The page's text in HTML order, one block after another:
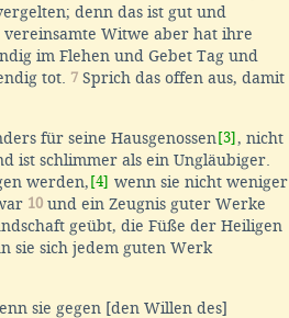
denn das ist gut und
Witwe aber hat ihre
im Flehen und Gebet Tag und
tot. 7 Sprich das offen aus, damit
für seine Hausgenossen [3], nicht
ist schlimmer als ein Ungläubiger.
werden, [4] wenn sie nicht weniger
10 und ein Zeugnis guter Werke
geübt, die Füße der Heiligen
sie sich jedem guten Werk
sie gegen [den Willen des]